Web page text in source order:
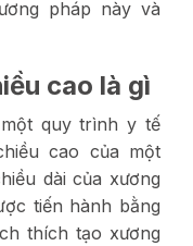
pháp này và
cao là gì
quy trình y tế
cao của một
dài của xương
tiến hành bằng
thích tạo xương